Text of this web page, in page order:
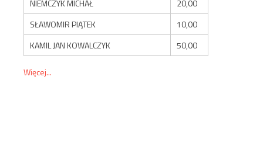
NIEMCZYK MICHAŁ
20,00
SŁAWOMIR PIĄTEK
10,00
KAMIL JAN KOWALCZYK
50,00
Więcej...